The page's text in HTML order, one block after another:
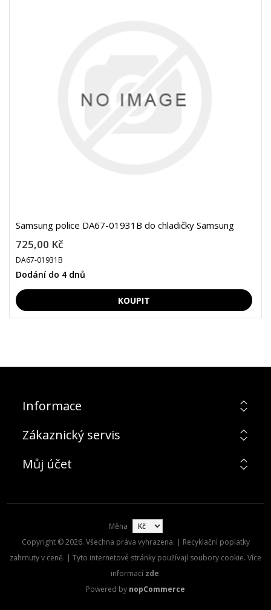
Samsung police DA67-01931B do chladičky Samsung
725,00 Kč
DA67-01931B
Dodání do 4 dnů
Informace
Zákaznický servis
Můj účet
Měna
Copyright © 2026. Všechna práva vyhrazena. | Recyklační poplatky
zahrnuty v ceně. | Tyto internetové stránky používají soubory cookie. Více
informací zde.
Powered by nopCommerce